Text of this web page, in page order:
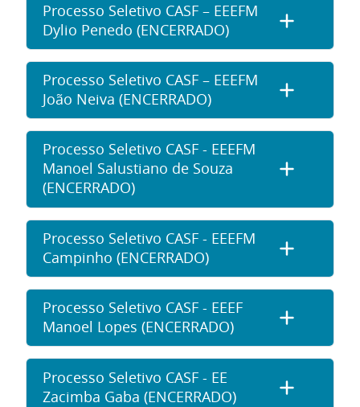
Processo Seletivo CASF – EEEFM
Dylio Penedo (ENCERRADO)
Processo Seletivo CASF – EEEFM
João Neiva (ENCERRADO)
Processo Seletivo CASF - EEEFM
Manoel Salustiano de Souza
(ENCERRADO)
Processo Seletivo CASF - EEEFM
Campinho (ENCERRADO)
Processo Seletivo CASF - EEEF
Manoel Lopes (ENCERRADO)
Processo Seletivo CASF - EE
Zacimba Gaba (ENCERRADO)